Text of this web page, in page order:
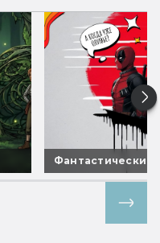
Фантастические